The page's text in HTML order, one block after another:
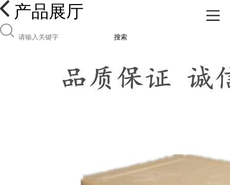
产品展厅
搜索